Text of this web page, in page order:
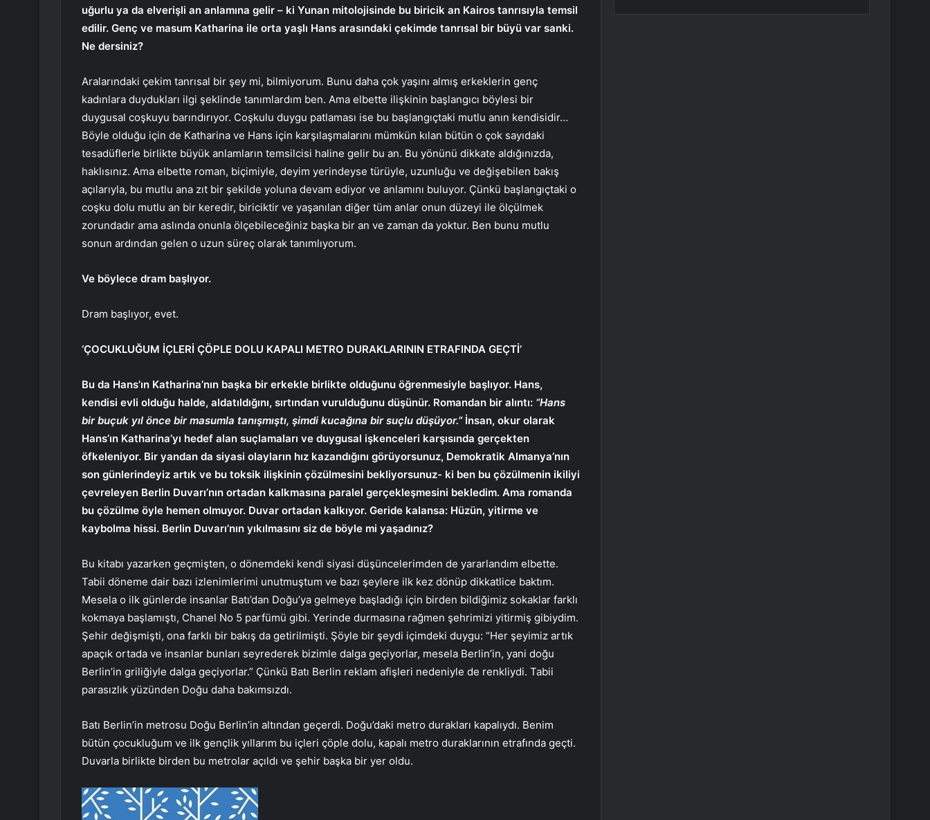
uğurlu ya da elverişli an anlamına gelir – ki Yunan mitolojisinde bu biricik an Kairos tanrısıyla temsil
edilir. Genç ve masum Katharina ile orta yaşlı Hans arasındaki çekimde tanrısal bir büyü var sanki.
Ne dersiniz?
Aralarındaki çekim tanrısal bir şey mi, bilmiyorum. Bunu daha çok yaşını almış erkeklerin genç
kadınlara duydukları ilgi şeklinde tanımlardım ben. Ama elbette ilişkinin başlangıcı böylesi bir
duygusal coşkuyu barındırıyor. Coşkulu duygu patlaması ise bu başlangıçtaki mutlu anın kendisidir…
Böyle olduğu için de Katharina ve Hans için karşılaşmalarını mümkün kılan bütün o çok sayıdaki
tesadüflerle birlikte büyük anlamların temsilcisi haline gelir bu an. Bu yönünü dikkate aldığınızda,
haklısınız. Ama elbette roman, biçimiyle, deyim yerindeyse türüyle, uzunluğu ve değişebilen bakış
açılarıyla, bu mutlu ana zıt bir şekilde yoluna devam ediyor ve anlamını buluyor. Çünkü başlangıçtaki o
coşku dolu mutlu an bir keredir, biriciktir ve yaşanılan diğer tüm anlar onun düzeyi ile ölçülmek
zorundadır ama aslında onunla ölçebileceğiniz başka bir an ve zaman da yoktur. Ben bunu mutlu
sonun ardından gelen o uzun süreç olarak tanımlıyorum.
Ve böylece dram başlıyor.
Dram başlıyor, evet.
‘ÇOCUKLUĞUM İÇLERİ ÇÖPLE DOLU KAPALI METRO DURAKLARININ ETRAFINDA GEÇTİ’
Bu da Hans’ın Katharina’nın başka bir erkekle birlikte olduğunu öğrenmesiyle başlıyor. Hans,
kendisi evli olduğu halde, aldatıldığını, sırtından vurulduğunu düşünür. Romandan bir alıntı: “Hans
bir buçuk yıl önce bir masumla tanışmıştı, şimdi kucağına bir suçlu düşüyor.”İnsan, okur olarak
Hans’ın Katharina’yı hedef alan suçlamaları ve duygusal işkenceleri karşısında gerçekten
öfkeleniyor. Bir yandan da siyasi olayların hız kazandığını görüyorsunuz, Demokratik Almanya’nın
son günlerindeyiz artık ve bu toksik ilişkinin çözülmesini bekliyorsunuz- ki ben bu çözülmenin ikiliyi
çevreleyen Berlin Duvarı’nın ortadan kalkmasına paralel gerçekleşmesini bekledim. Ama romanda
bu çözülme öyle hemen olmuyor. Duvar ortadan kalkıyor. Geride kalansa: Hüzün, yitirme ve
kaybolma hissi. Berlin Duvarı’nın yıkılmasını siz de böyle mi yaşadınız?
Bu kitabı yazarken geçmişten, o dönemdeki kendi siyasi düşüncelerimden de yararlandım elbette.
Tabii döneme dair bazı izlenimlerimi unutmuştum ve bazı şeylere ilk kez dönüp dikkatlice baktım.
Mesela o ilk günlerde insanlar Batı’dan Doğu’ya gelmeye başladığı için birden bildiğimiz sokaklar farklı
kokmaya başlamıştı, Chanel No 5 parfümü gibi. Yerinde durmasına rağmen şehrimizi yitirmiş gibiydim.
Şehir değişmişti, ona farklı bir bakış da getirilmişti. Şöyle bir şeydi içimdeki duygu: “Her şeyimiz artık
apaçık ortada ve insanlar bunları seyrederek bizimle dalga geçiyorlar, mesela Berlin’in, yani doğu
Berlin’in griliğiyle dalga geçiyorlar.” Çünkü Batı Berlin reklam afişleri nedeniyle de renkliydi. Tabii
parasızlık yüzünden Doğu daha bakımsızdı.
Batı Berlin’in metrosu Doğu Berlin’in altından geçerdi. Doğu’daki metro durakları kapalıydı. Benim
bütün çocukluğum ve ilk gençlik yıllarım bu içleri çöple dolu, kapalı metro duraklarının etrafında geçti.
Duvarla birlikte birden bu metrolar açıldı ve şehir başka bir yer oldu.